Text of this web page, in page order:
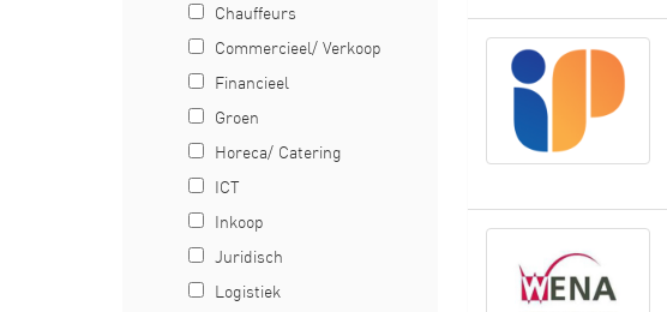
Chauffeurs
Commercieel/ Verkoop
Financieel
Groen
Horeca/ Catering
ICT
Inkoop
Juridisch
Logistiek